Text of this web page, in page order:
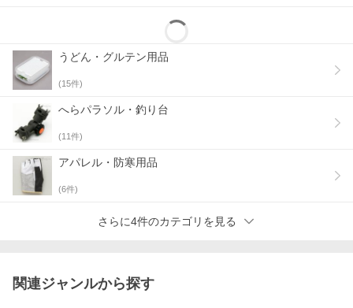
うどん・グルテン用品
(15件)
へらパラソル・釣り台
(11件)
アパレル・防寒用品
(6件)
さらに4件のカテゴリを見る
関連ジャンルから探す